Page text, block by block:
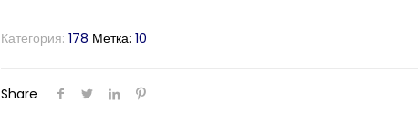
Категория:178 Метка:10
Share